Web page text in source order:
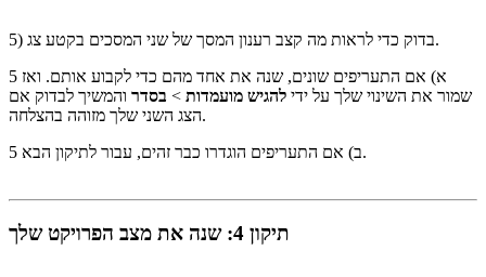
5) בדוק כדי לראות מה קצב רענון המסך של שני המסכים בקטע צג.
5 א) אם התעריפים שונים, שנה את אחד מהם כדי לקבוע אותם. ואז
שמור את השינוי שלך על ידי להגיש מועמדות > בסדר והמשיך לבדוק אם
הצג השני שלך מזוהה בהצלחה.
5 ב) אם התעריפים הוגדרו כבר זהים, עבור לתיקון הבא.
תיקון 4: שנה את מצב הפרויקט שלך